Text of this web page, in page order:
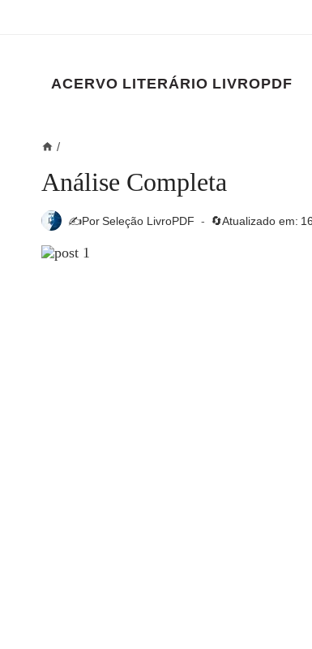
ACERVO LITERÁRIO LIVROPDF
/
Análise Completa
✍️PorSeleção LivroPDF 🔄Atualizado em: